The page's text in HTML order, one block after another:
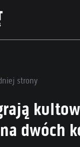
strony
dwóch